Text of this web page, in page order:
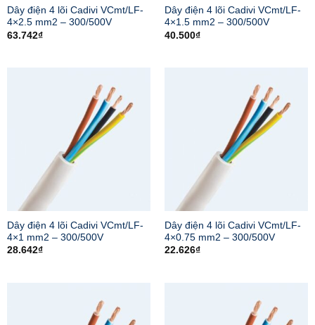
Dây điện 4 lõi Cadivi VCmt/LF-
4×2.5 mm2 – 300/500V
63.742₫
Dây điện 4 lõi Cadivi VCmt/LF-
4×1.5 mm2 – 300/500V
40.500₫
Dây điện 4 lõi Cadivi VCmt/LF-
4×1 mm2 – 300/500V
28.642₫
Dây điện 4 lõi Cadivi VCmt/LF-
4×0.75 mm2 – 300/500V
22.626₫